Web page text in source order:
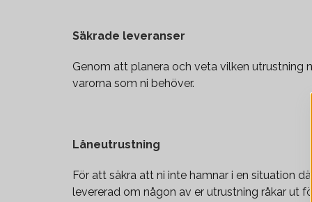
Säkrade leveranser
Genom att planera och veta vilken utrustning
varorna som ni behöver.
Låneutrustning
För att säkra att ni inte hamnar i en situation
levererad om någon av er utrustning råkar ut